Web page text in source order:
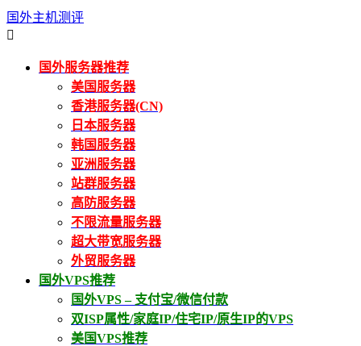
国外主机测评

国外服务器推荐
美国服务器
香港服务器(CN)
日本服务器
韩国服务器
亚洲服务器
站群服务器
高防服务器
不限流量服务器
超大带宽服务器
外贸服务器
国外VPS推荐
国外VPS – 支付宝/微信付款
双ISP属性/家庭IP/住宅IP/原生IP的VPS
美国VPS推荐